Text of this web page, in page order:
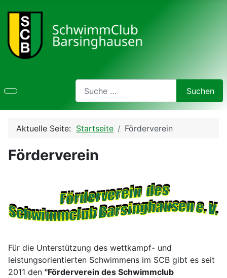
Search
Type 2 or more characters for results.
Suchen
Aktuelle Seite: Startseite Förderverein
Förderverein
Für die Unterstützung des wettkampf- und
leistungsorientierten Schwimmens im SCB gibt es seit
2011 den "Förderverein des Schwimmclub